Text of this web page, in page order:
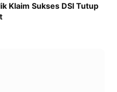
Klaim Sukses DSI Tutup